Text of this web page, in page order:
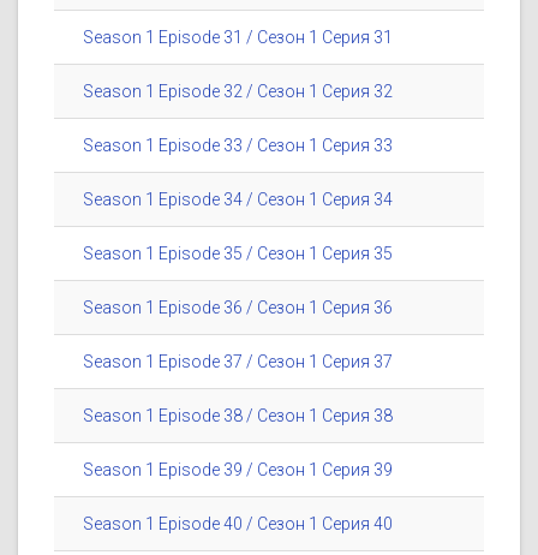
Season 1 Episode 31 / Сезон 1 Серия 31
Season 1 Episode 32 / Сезон 1 Серия 32
Season 1 Episode 33 / Сезон 1 Серия 33
Season 1 Episode 34 / Сезон 1 Серия 34
Season 1 Episode 35 / Сезон 1 Серия 35
Season 1 Episode 36 / Сезон 1 Серия 36
Season 1 Episode 37 / Сезон 1 Серия 37
Season 1 Episode 38 / Сезон 1 Серия 38
Season 1 Episode 39 / Сезон 1 Серия 39
Season 1 Episode 40 / Сезон 1 Серия 40